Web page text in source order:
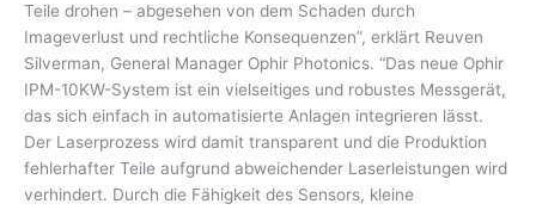
Teile drohen – abgesehen von dem Schaden durch
Imageverlust und rechtliche Konsequenzen”, erklärt Reuven
Silverman, General Manager Ophir Photonics. “Das neue Ophir
IPM-10KW-System ist ein vielseitiges und robustes Messgerät,
das sich einfach in automatisierte Anlagen integrieren lässt.
Der Laserprozess wird damit transparent und die Produktion
fehlerhafter Teile aufgrund abweichender Laserleistungen wird
verhindert. Durch die Fähigkeit des Sensors, kleine